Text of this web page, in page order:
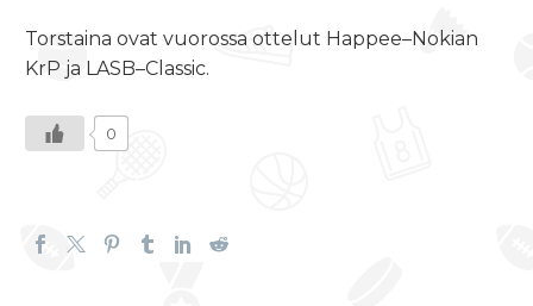
Torstaina ovat vuorossa ottelut Happee–Nokian
KrP ja LASB–Classic.
0